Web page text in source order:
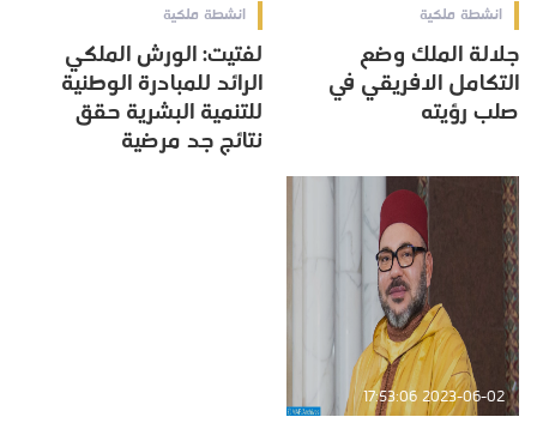
انشطة ملكية
جلالة الملك وضع
التكامل الافريقي في
صلب رؤيته
انشطة ملكية
لفتيت: الورش الملكي
الرائد للمبادرة الوطنية
للتنمية البشرية حقق
نتائج جد مرضية
2023-06-02 17:53:06